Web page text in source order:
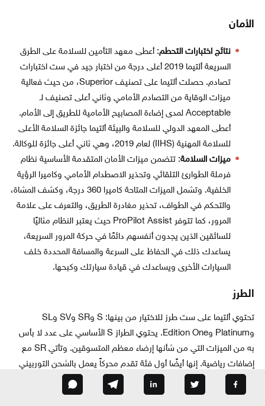
الأمان
نتائج اختبارات التحطم: أعطى معهد التأمين للسلامة على الطرق
السريعة ألتيما 2019 أعلى درجة من اختبار جيد في ست اختبارات
تصادم. حصلت ألتيما على تصنيف Superior، من حيث فعالية
ميزات الوقاية من التصادم الأمامي وثاني أعلى تصنيف لـ
Acceptable لمدى إضاءة المصابيح الأمامية للطريق إلى الأمام.
أعطى المعهد الدولي للسلامة والبيئة ألتيما جائزة السلامة الأعلى
للسلامة المهنية (IIHS) لعام 2019، وهي ثاني أعلى جائزة للوكالة.
ميزات السلامة: تتضمن ميزات الأمان المتقدمة الأساسية نظام
فرملة الطوارئ التلقائي وتحذير الاصطدام الأمامي وكاميرا الرؤية
الخلفية. وتشمل الميزات المتاحة كاميرا 360 درجة، وكشف المشاة،
والتحكم في الطواف، تحذير مغادرة الطريق، والتعرف على علامة
المرور، كما تتوفر ProPilot Assist حيث يعتبر النظام مثاليًا
للسائقين الذين يجدون أنفسهم دائمًا في حركة المرور السريعة،
يساعدك ذلك في الحفاظ على السرعة والمسافة المحددة خلف
السيارات الأخرى ويساعدك في قيادة سيارتك وكبحها.
الطرز
تحتوي ألتيما على ست طرز للاختيار من بينها: S وSR وSV وSL
وPlatinum وEdition One. يحتوي الطراز S الأساسي على عدد لا بأس
به من الميزات التي من شأنها إرضاء معظم المتسوقين. وتأتي SR مع
إضافات رياضية. إنها أيضًا أول فئة تقدم محركاً يعمل بالشحن التوربيني
2.0 لتر اختياري. وستعجب SV المتسوقون من المستوى المتوسط.
مزودة بميزات إضافية من الراحة والسلامة مثل المقاعد الأمامية المدفأة